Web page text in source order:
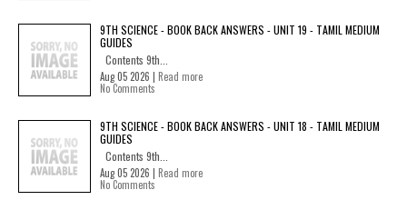
9TH SCIENCE - BOOK BACK ANSWERS - UNIT 19 - TAMIL MEDIUM
GUIDES
Contents 9th...
Aug 05 2026 | Read more
No Comments
9TH SCIENCE - BOOK BACK ANSWERS - UNIT 18 - TAMIL MEDIUM
GUIDES
Contents 9th...
Aug 05 2026 | Read more
No Comments